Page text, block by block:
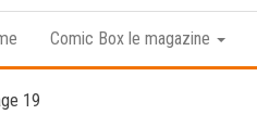
Comic Box le magazine
19